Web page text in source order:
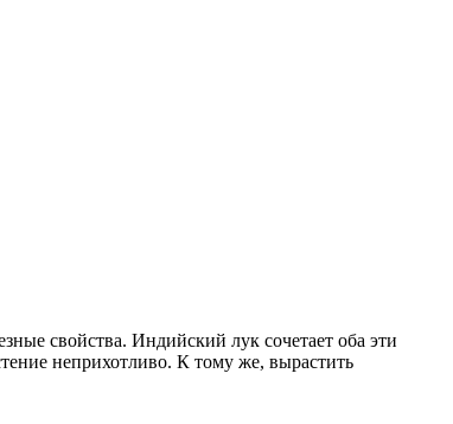
свойства. Индийский лук сочетает оба эти
неприхотливо. К тому же, вырастить